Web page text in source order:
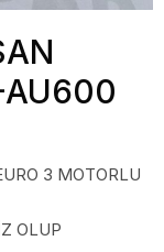
AU600
3 MOTORLU
OLUP